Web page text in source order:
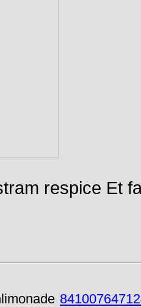
respice Et